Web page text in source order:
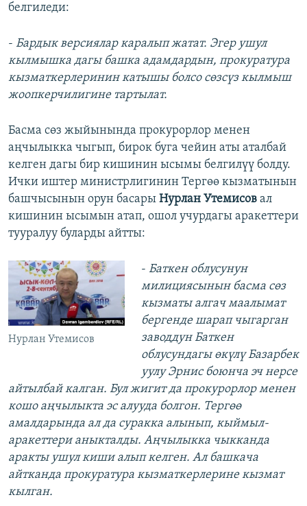
белгиледи:
- Бардык версиялар каралып жатат. Эгер ушул
кылмышка дагы башка адамдардын, прокуратура
кызматкерлеринин катышы болсо сөзсүз кылмыш
жоопкерчилигине тартылат.
Басма сөз жыйынында прокурорлор менен
аңчылыкка чыгып, бирок буга чейин аты аталбай
келген дагы бир кишинин ысымы белгилүү болду.
Ички иштер министрлигинин Тергөө кызматынын
башчысынын орун басары Нурлан Утемисов ал
кишинин ысымын атап, ошол учурдагы аракеттери
тууралуу буларды айтты:
Нурлан Утемисов
​- Баткен облусунун
милициясынын басма сөз
кызматы алгач маалымат
бергенде шарап чыгарган
заводдун Баткен
облусундагы өкүлү Базарбек
уулу Эрнис боюнча эч нерсе
айтылбай калган. Бул жигит да прокурорлор менен
кошо аңчылыкта эс алууда болгон. Тергөө
амалдарында ал да суракка алынып, кыймыл-
аракеттери аныкталды. Аңчылыкка чыкканда
аракты ушул киши алып келген. Ал башкача
айтканда прокуратура кызматкерлерине кызмат
кылган.